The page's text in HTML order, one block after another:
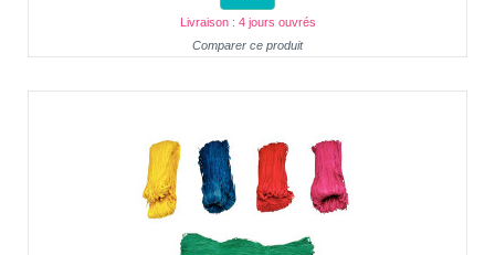
Livraison : 4 jours ouvrés
Comparer ce produit